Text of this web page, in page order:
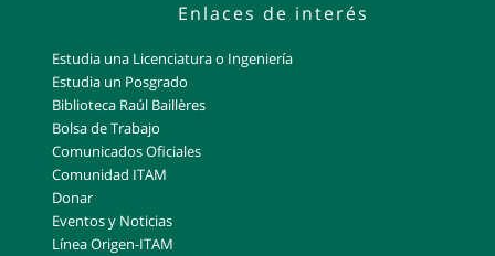
Enlaces de interés
Estudia una Licenciatura o Ingeniería
Estudia un Posgrado
Biblioteca Raúl Baillères
Bolsa de Trabajo
Comunicados Oficiales
Comunidad ITAM
Donar
Eventos y Noticias
Línea Origen-ITAM